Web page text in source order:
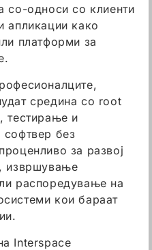
со-односи со клиенти
апликации како
платформи за
средина со root
тестирање и
без
за развој
извршување
распоредување на
кои бараат
Interspace